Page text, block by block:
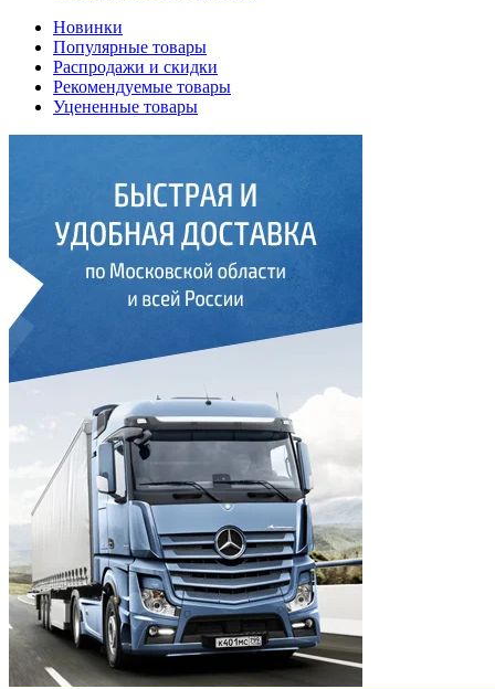
Новинки
Популярные товары
Распродажи и скидки
Рекомендуемые товары
Уцененные товары